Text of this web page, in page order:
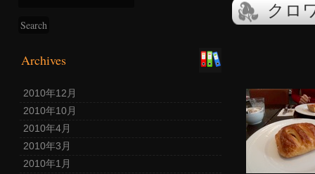
Archives
2010年12月
2010年10月
2010年4月
2010年3月
2010年1月
クロ